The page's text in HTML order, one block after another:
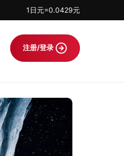
1日元=0.0429元
注册/登录